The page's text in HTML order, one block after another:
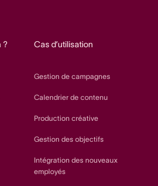
? Cas d’utilisation
Gestion de campagnes
Calendrier de contenu
Production créative
Gestion des objectifs
Intégration des nouveaux
employés